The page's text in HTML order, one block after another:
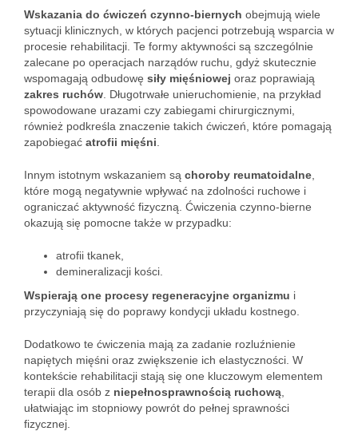
Wskazania do ćwiczeń czynno-biernych obejmują wiele
sytuacji klinicznych, w których pacjenci potrzebują wsparcia w
procesie rehabilitacji. Te formy aktywności są szczególnie
zalecane po operacjach narządów ruchu, gdyż skutecznie
wspomagają odbudowę siły mięśniowej oraz poprawiają
zakres ruchów . Długotrwałe unieruchomienie, na przykład
spowodowane urazami czy zabiegami chirurgicznymi,
również podkreśla znaczenie takich ćwiczeń, które pomagają
zapobiegać atrofii mięśni
Innym istotnym wskazaniem są choroby reumatoidalne
które mogą negatywnie wpływać na zdolności ruchowe i
ograniczać aktywność fizyczną. Ćwiczenia czynno-bierne
okazują się pomocne także w przypadku:
atrofii tkanek,
demineralizacji kości.
Wspierają one procesy regeneracyjne organizmu i
przyczyniają się do poprawy kondycji układu kostnego.
Dodatkowo te ćwiczenia mają za zadanie rozluźnienie
napiętych mięśni oraz zwiększenie ich elastyczności. W
kontekście rehabilitacji stają się one kluczowym elementem
terapii dla osób z niepełnosprawnością ruchową
ułatwiając im stopniowy powrót do pełnej sprawności
fizycznej.